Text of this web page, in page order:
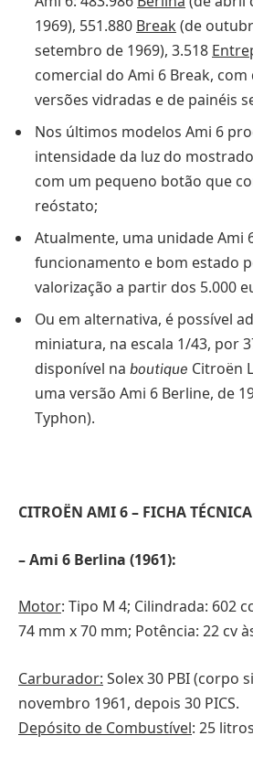
1969), 551.880 Break (de
setembro de 1969), 3.518
comercial do Ami 6 Break,
versões vidradas e de painéis
Nos últimos modelos Ami 6
intensidade da luz do
com um pequeno botão que
reóstato;
Atualmente, uma unidade Ami
funcionamento e bom estado
valorização a partir dos 5.000
Ou em alternativa, é possível
miniatura, na escala 1/43, por
disponível na boutique Citroën
uma versão Ami 6 Berline, de
Typhon).
CITROËN AMI 6 – FICHA TÉCNICA
– Ami 6 Berlina (1961):
Motor: Tipo M 4; Cilindrada: 602
74 mm x 70 mm; Potência: 22 cv
Carburador: Solex 30 PBI (corpo
novembro 1961, depois 30 PICS.
Depósito de Combustível: 25